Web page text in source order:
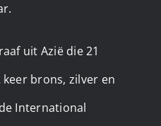
uit Azië die 21
brons, zilver en
International